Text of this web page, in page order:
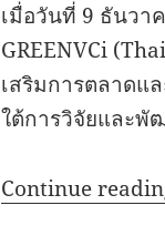
เมื่อวันที่ 9 ธันวา
GREENVCi
เสริมการตลาดแ
ใต้การวิจัยและ
Continue